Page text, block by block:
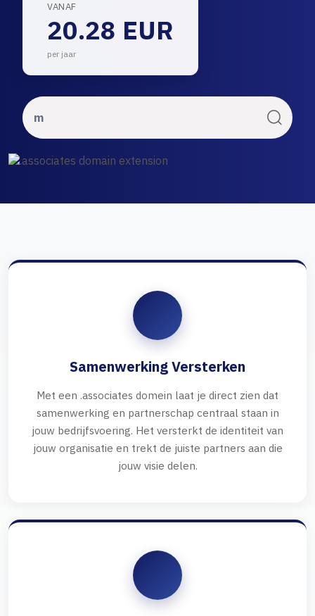
VANAF
20.28 EUR
per jaar
Samenwerking Versterken
Met een .associates domein laat je direct zien dat
samenwerking en partnerschap centraal staan in
jouw bedrijfsvoering. Het versterkt de identiteit van
jouw organisatie en trekt de juiste partners aan die
jouw visie delen.